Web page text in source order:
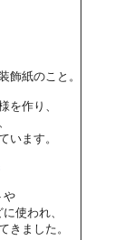
飾紙のこと。
を作り、
います。
や
使われ、
きました。